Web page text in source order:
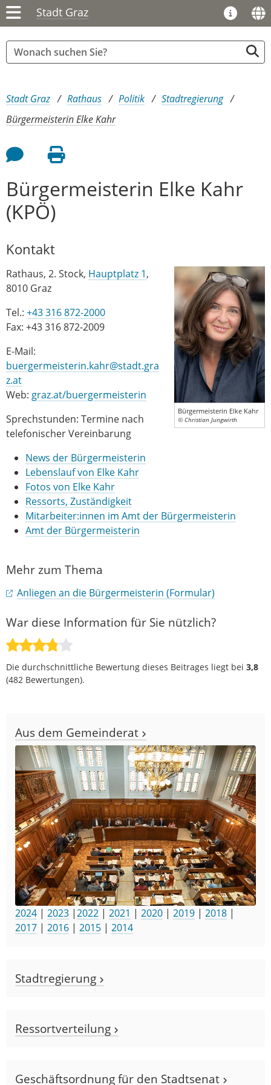
Stadt Graz
Sie sind hier:
Stadt Graz Rathaus Politik
Stadtregierung
Bürgermeisterin Elke Kahr
Feedback an Autor
Seite drucken
Bürgermeisterin Elke Kahr
(KPÖ)
Kontakt
Bürgermeisterin Elke Kahr
© Christian Jungwirth
Rathaus, 2. Stock, Hauptplatz 1,
8010 Graz
Tel.: +43 316 872-2000
Fax: +43 316 872-2009
E-Mail:
buergermeisterin.kahr@stadt.gra
z.at
Web: graz.at/buergermeisterin
Sprechstunden: Termine nach
telefonischer Vereinbarung
News der Bürgermeisterin
Lebenslauf von Elke Kahr
Fotos von Elke Kahr
Ressorts, Zuständigkeit
Mitarbeiter:innen im Amt der Bürgermeisterin
Amt der Bürgermeisterin
Mehr zum Thema
Anliegen an die Bürgermeisterin (Formular)
War diese Information für Sie nützlich?
Die durchschnittliche Bewertung dieses Beitrages liegt bei 3,8
(482 Bewertungen).
Aus dem Gemeinderat
2024 | 2023 |2022 | 2021 | 2020 | 2019 | 2018 |
2017 | 2016 | 2015 | 2014
Stadtregierung
Ressortverteilung
Geschäftsordnung für den Stadtsenat